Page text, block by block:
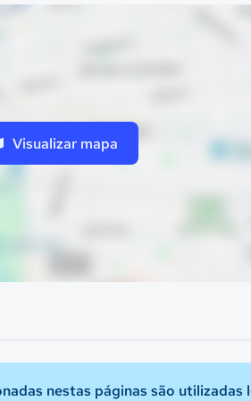
Visualizar mapa
nestas páginas são utilizadas